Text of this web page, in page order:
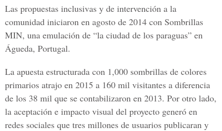
Las propuestas inclusivas y de intervención a la
comunidad iniciaron en agosto de 2014 con Sombrillas
MIN, una emulación de “la ciudad de los paraguas” en
Águeda, Portugal.
La apuesta estructurada con 1,000 sombrillas de colores
primarios atrajo en 2015 a 160 mil visitantes a diferencia
de los 38 mil que se contabilizaron en 2013. Por otro lado,
la aceptación e impacto visual del proyecto generó en
redes sociales que tres millones de usuarios publicaran y